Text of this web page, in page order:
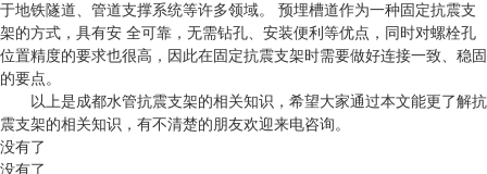
于地铁隧道、管道支撑系统等许多领域。 预埋槽道作为一种固定抗震支
架的方式，具有安 全可靠，无需钻孔、安装便利等优点，同时对螺栓孔
位置精度的要求也很高，因此在固定抗震支架时需要做好连接一致、稳固
的要点。
以上是成都水管抗震支架的相关知识，希望大家通过本文能更了解抗
震支架的相关知识，有不清楚的朋友欢迎来电咨询。
没有了
没有了